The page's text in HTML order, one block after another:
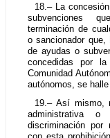
18.– La
subvenciones
terminación de
o sancionador que,
de ayudas o
concedidas por
Comunidad
autónomos, se
19.– Así mismo,
administrativa o
discriminación por